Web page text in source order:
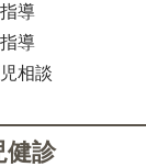
導
導
相談
健診